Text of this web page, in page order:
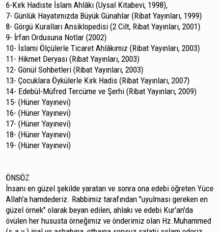
6-Kırk Hadiste İslam Ahlâkı (Uysal Kitabevi, 1998),
7- Günlük Hayatımızda Büyük Günahlar (Ribat Yayınları, 1999)
8- Görgü Kuralları Ansiklopedisi (2 Cilt, Ribat Yayınları, 2001)
9- İrfan Ordusuna Notlar (2002)
10- İslami Ölçülerle Ticaret Ahlâkımız (Ribat Yayınları, 2003)
11- Hikmet Deryası (Ribat Yayınları, 2003)
12- Gönül Sohbetleri (Ribat Yayınları, 2003)
13- Çocuklara Öykülerle Kırk Hadis (Ribat Yayınları, 2007)
14- Edebül-Müfred Tercüme ve Şerhi (Ribat Yayınları, 2009)
15- (Hüner Yayınevi)
16- (Hüner Yayınevi)
17- (Hüner Yayınevi)
18- (Hüner Yayınevi)
19- (Hüner Yayınevi)
ÖNSÖZ
İnsanı en güzel şekilde yaratan ve sonra ona edebi öğreten Yüce
Allah'a hamdederiz. Rabbimiz tarafından "uyulması gereken en
güzel örnek" olarak beyan edilen, ahlakı ve edebi Kur'an'da
övülen her hususta örneğimiz ve önderimiz olan Hz.Muhammed